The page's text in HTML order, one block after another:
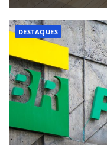
DESTAQUES